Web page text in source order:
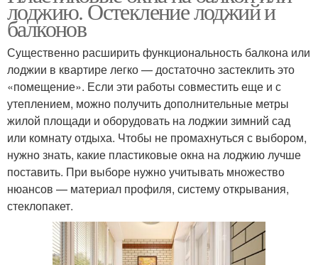
лоджию. Остекление лоджий и
балконов
Существенно расширить функциональность балкона или
лоджии в квартире легко — достаточно застеклить это
«помещение». Если эти работы совместить еще и с
утеплением, можно получить дополнительные метры
жилой площади и оборудовать на лоджии зимний сад
или комнату отдыха. Чтобы не промахнуться с выбором,
нужно знать, какие пластиковые окна на лоджию лучше
поставить. При выборе нужно учитывать множество
нюансов — материал профиля, систему открывания,
стеклопакет.